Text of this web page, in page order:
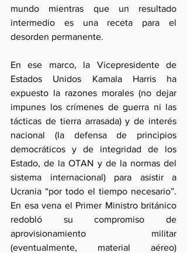
mundo mientras que un resultado
intermedio es una receta para el
desorden permanente.
En ese marco, la Vicepresidente de
Estados Unidos Kamala Harris ha
expuesto la razones morales (no dejar
impunes los crímenes de guerra ni las
tácticas de tierra arrasada) y de interés
nacional (la defensa de principios
democráticos y de integridad de los
Estado, de la OTAN y de la normas del
sistema internacional) para asistir a
Ucrania “por todo el tiempo necesario”.
En esa vena el Primer Ministro británico
redobló su compromiso de
aprovisionamiento militar
(eventualmente, material aéreo)